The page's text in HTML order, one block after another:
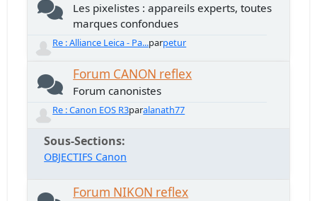
Les pixelistes : appareils experts, toutes
marques confondues
Re : Alliance Leica - Pa...parpetur
Forum CANON reflex
Forum canonistes
Re : Canon EOS R3paralanath77
Sous-Sections
OBJECTIFS Canon
Forum NIKON reflex